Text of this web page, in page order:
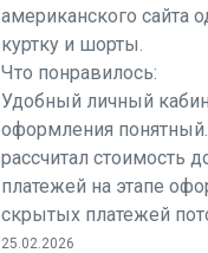
американского сайта
куртку и шорты.
Что понравилось:
Удобный личный
оформления
рассчитал стоимость
платежей на этапе
скрытых платежей
25.02.2026